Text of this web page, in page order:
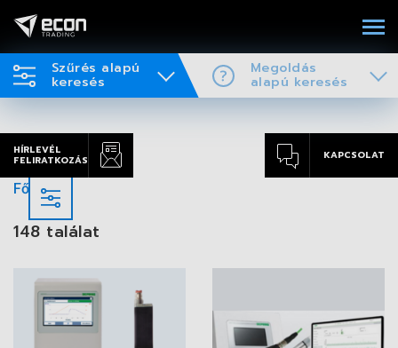
Szűrés alapú
keresés
Megoldás
alapú keresés
HÍRLEVÉL
FELIRATKOZÁS
KAPCSOLAT
Főoldal
148 találat